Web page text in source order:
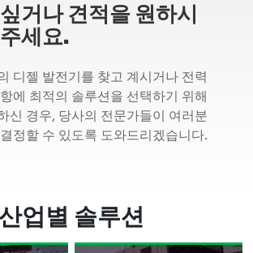
거나 견적을 원하시
세요.
디젤 발전기를 찾고 계시거나 전력
에 최적의 솔루션을 선택하기 위해
신 경우, 당사의 전문가들이 여러분
정할 수 있도록 도와드리겠습니다.
산업별 솔루션